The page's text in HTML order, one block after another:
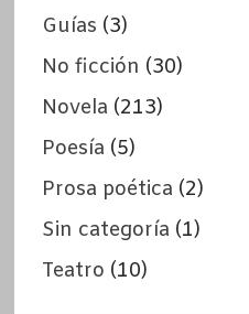
Guías (3)
No ficción (30)
Novela (213)
Poesía (5)
Prosa poética (2)
Sin categoría (1)
Teatro (10)